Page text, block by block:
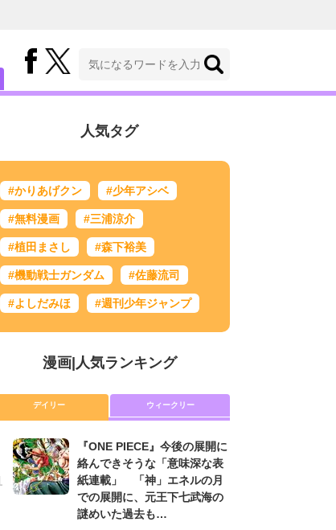
人気タグ
#かりあげクン #少年アシベ
#無料漫画 #三浦涼介
#植田まさし #森下裕美
#機動戦士ガンダム #佐藤流司
#よしだみほ #週刊少年ジャンプ
漫画| 人気ランキング
デイリー ウィークリー
『ONE PIECE』今後の展開に
絡んできそうな「意味深な表
紙連載」 「神」エネルの月
での展開に、元王下七武海の
謎めいた過去も…